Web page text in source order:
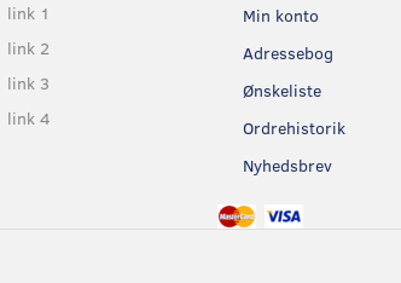
link 1
link 2
link 3
link 4
Min konto
Adressebog
Ønskeliste
Ordrehistorik
Nyhedsbrev